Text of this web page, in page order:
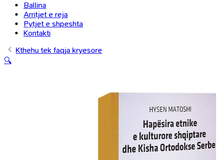
Ballina
Arritjet e reja
Pytjet e shpeshta
Kontakti
Kthehu tek faqja kryesore
🔍